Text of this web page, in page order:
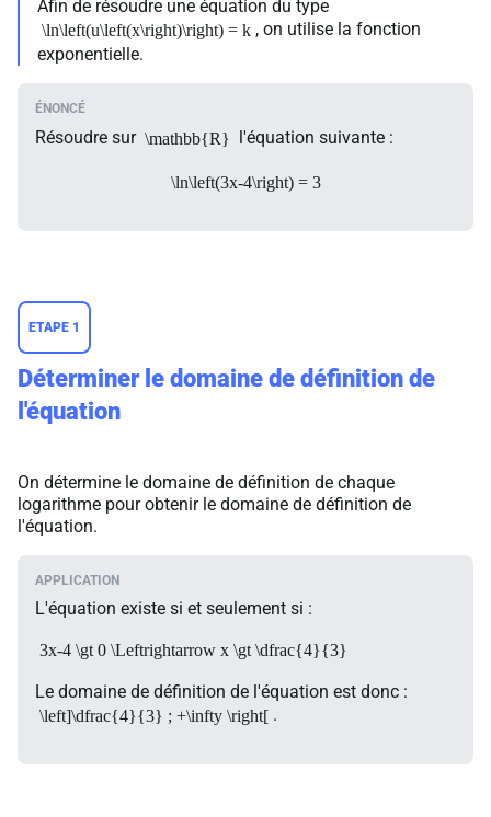
Afin de résoudre une équation du type
\ln\left(u\left(x\right)\right) = k , on utilise la fonction
exponentielle.
Résoudre sur \mathbb{R} l'équation suivante :
\ln\left(3x-4\right) = 3
ETAPE 1
Déterminer le domaine de définition de
l'équation
On détermine le domaine de définition de chaque
logarithme pour obtenir le domaine de définition de
l'équation.
L'équation existe si et seulement si :
3x-4 \gt 0 \Leftrightarrow x \gt \dfrac{4}{3}
Le domaine de définition de l'équation est donc :
\left]\dfrac{4}{3} ; +\infty \right[ .